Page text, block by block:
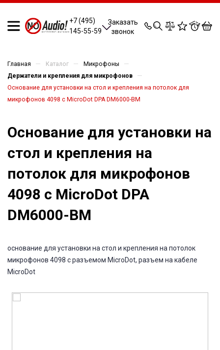
+7 (495)
145-55-59
Заказать
звонок
0 0 0 0
Главная — Каталог — Микрофоны —
Держатели и крепления для микрофонов —
Основание для установки на стол и крепления на потолок для
микрофонов 4098 c MicroDot DPA DM6000-BM
Основание для установки на
стол и крепления на
потолок для микрофонов
4098 c MicroDot DPA
DM6000-BM
основание для установки на стол и крепления на потолок
микрофонов 4098 c разъемом MicroDot, разъем на кабеле
MicroDot